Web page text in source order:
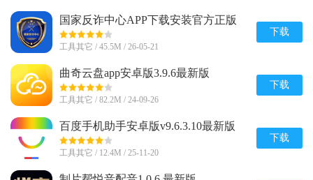
国家反诈中心APP下载安装官方正版
v2.0.25
工具其它 / 45.5M / 26-05-21
下载
曲奇云盘app安卓版3.9.6最新版
工具其它 / 82.2M / 24-09-26
下载
百度手机助手安卓版v9.6.3.10最新版
工具其它 / 12.4M / 25-11-20
下载